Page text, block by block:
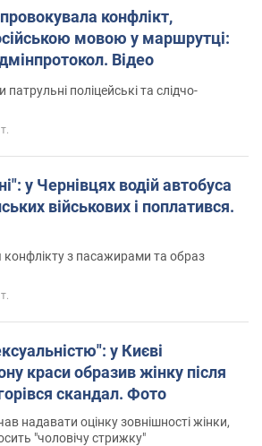
конфлікт,
мовою у маршрутці:
Відео
патрульні поліцейські та слідчо-
у Чернівцях водій автобуса
військових і поплатився.
конфлікту з пасажирами та образ
у Києві
краси образив жінку після
скандал. Фото
надавати оцінку зовнішності жінки,
"чоловічу стрижку"